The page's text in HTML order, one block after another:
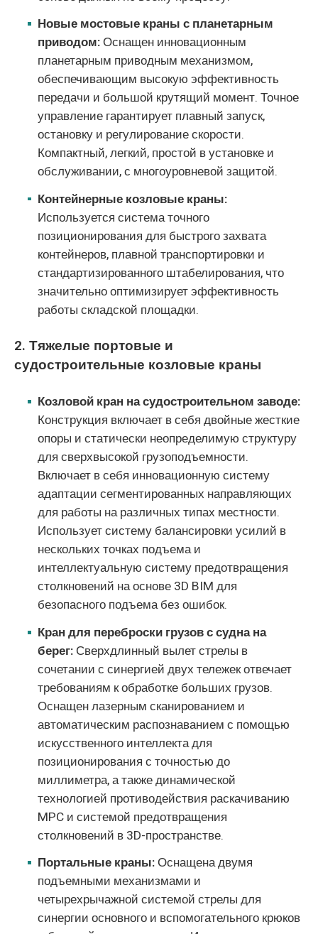
Новые мостовые краны с планетарным
приводом:Оснащен инновационным
планетарным приводным механизмом,
обеспечивающим высокую эффективность
передачи и большой крутящий момент. Точное
управление гарантирует плавный запуск,
остановку и регулирование скорости.
Компактный, легкий, простой в установке и
обслуживании, с многоуровневой защитой.
Контейнерные козловые краны:
Используется система точного
позиционирования для быстрого захвата
контейнеров, плавной транспортировки и
стандартизированного штабелирования, что
значительно оптимизирует эффективность
работы складской площадки.
2. Тяжелые портовые и
судостроительные козловые краны
Козловой кран на судостроительном заводе:
Конструкция включает в себя двойные жесткие
опоры и статически неопределимую структуру
для сверхвысокой грузоподъемности.
Включает в себя инновационную систему
адаптации сегментированных направляющих
для работы на различных типах местности.
Использует систему балансировки усилий в
нескольких точках подъема и
интеллектуальную систему предотвращения
столкновений на основе 3D BIM для
безопасного подъема без ошибок.
Кран для переброски грузов с судна на
берег: Сверхдлинный вылет стрелы в
сочетании с синергией двух тележек отвечает
требованиям к обработке больших грузов.
Оснащен лазерным сканированием и
автоматическим распознаванием с помощью
искусственного интеллекта для
позиционирования с точностью до
миллиметра, а также динамической
технологией противодействия раскачиванию
MPC и системой предотвращения
столкновений в 3D-пространстве.
Портальные краны:Оснащена двумя
подъемными механизмами и
четырехрычажной системой стрелы для
синергии основного и вспомогательного крюков